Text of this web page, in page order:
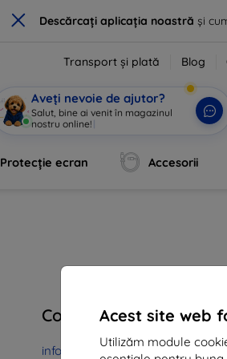
× Descărcați aplicația noastră și
Acest site web
Utilizăm module
Transport și plată Blog
Aveți nevoie de ajutor?
Salut, bine ai venit în magazinul
nostru online! |
Protecție ecran Accesorii
Contact
info@top4mobile.eu